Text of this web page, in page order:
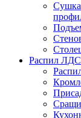
Распил